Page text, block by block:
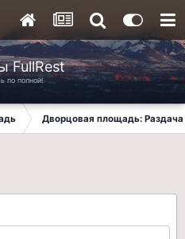
FullRest
по полной!
Дворцовая площадь: Раздача